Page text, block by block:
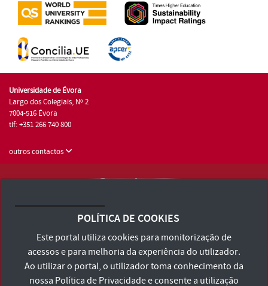
Universidade de Évora
Largo dos Colegiais, Nº 2
7004-516 Évora
tlf: +351 266 740 800
outros contactos
Consulte os Termos e Condições e Política de Privacidade
Declaração de Acessibilidade
POLÍTICA DE COOKIES
Este portal utiliza cookies para monitorização de
acessos e para melhoria da experiência do utilizador.
Ao utilizar o portal, o utilizador toma conhecimento da
nossa Política de Privacidadee consente a utilização